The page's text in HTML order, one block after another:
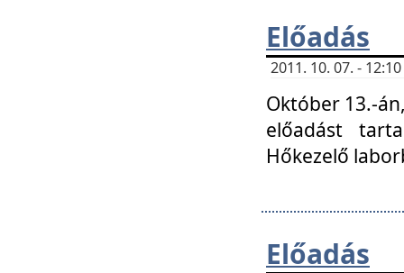
Előadás
2011. 10. 07. -
Október 13.-
előadást
Hőkezelő
Előadás